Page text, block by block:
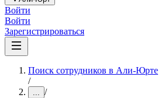
Войти
Войти
Зарегистрироваться
Поиск сотрудников в Али-Юрте
/
... /